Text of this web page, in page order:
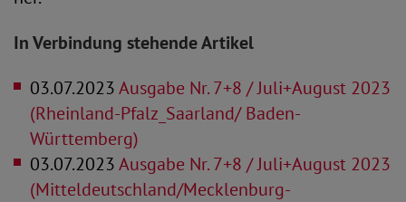
In Verbindung stehende Artikel
03.07.2023Ausgabe Nr. 7+8 / Juli+August 2023
(Rheinland-Pfalz_Saarland/ Baden-
Württemberg)
03.07.2023Ausgabe Nr. 7+8 / Juli+August 2023
(Mitteldeutschland/Mecklenburg-